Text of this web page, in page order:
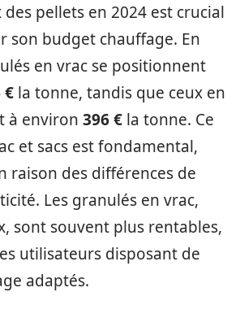
pellets en 2024 est crucial
son budget chauffage. En
en vrac se positionnent
€ la tonne, tandis que ceux en
à environ 396 € la tonne. Ce
et sacs est fondamental,
raison des différences de
Les granulés en vrac,
sont souvent plus rentables,
utilisateurs disposant de
adaptés.